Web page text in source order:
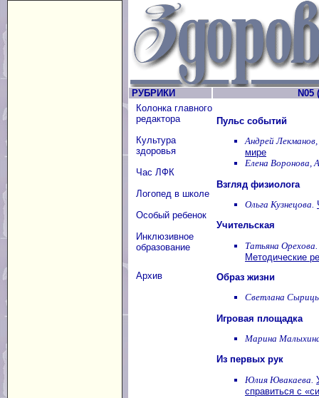
РУБРИКИ
N05
Колонка главного
редактора
Культура
здоровья
Час ЛФК
Логопед в школе
Особый ребенок
Инклюзивное
образование
Архив
Пульс событий
Андрей
мире
Елена Воронова,
Взгляд физиолога
Ольга Кузнецова.
Учительская
Татьяна Орехова.
Методические
Образ жизни
Светлана
Игровая площадка
Марина
Из первых рук
Юлия Ювакаева.
справиться с